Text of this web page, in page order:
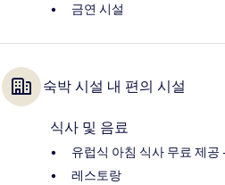
금연 시설
숙박 시설 내 편의 시설
식사 및 음료
유럽식 아침 식사 무료 제공
레스토랑